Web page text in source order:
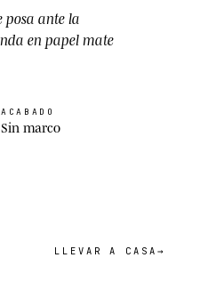
posa ante la
en papel mate
ACABADO
Sin marco
LLEVAR A CASA